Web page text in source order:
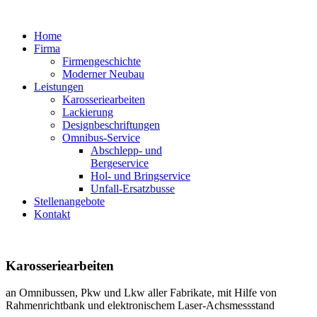
Home
Firma
Firmengeschichte
Moderner Neubau
Leistungen
Karosseriearbeiten
Lackierung
Designbeschriftungen
Omnibus-Service
Abschlepp- und
Bergeservice
Hol- und Bringservice
Unfall-Ersatzbusse
Stellenangebote
Kontakt
Karosseriearbeiten
an Omnibussen, Pkw und Lkw aller Fabrikate, mit Hilfe von
Rahmenrichtbank und elektronischem Laser-Achsmessstand